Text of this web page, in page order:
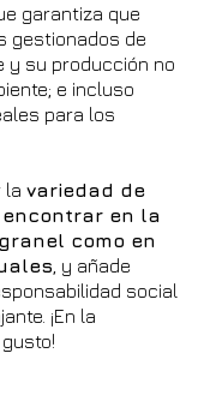
garantiza que
gestionados de
y su producción no
e incluso
para los
la variedad de
en la
como en
, y añade
social
¡En la